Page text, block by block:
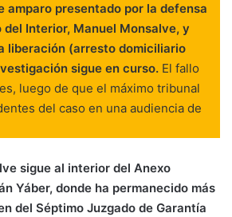
amparo presentado por la defensa
Interior, Manuel Monsalve, y
liberación (arresto domiciliario
sigue en curso. El fallo
luego de que el máximo tribunal
del caso en una audiencia de
sigue al interior del Anexo
Yáber, donde ha permanecido más
del Séptimo Juzgado de Garantía